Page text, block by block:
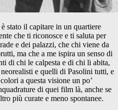
stato il capitare in un quartiere
che ti riconosce e ti saluta per
e dei palazzi, che chi viene da
ma che a me ispira un senso di
di chi le calpesta e di chi li abita,
e quelli di Pasolini tutti, e
a questa visione un po’
di quei film là, anche se
più curate e meno spontanee.